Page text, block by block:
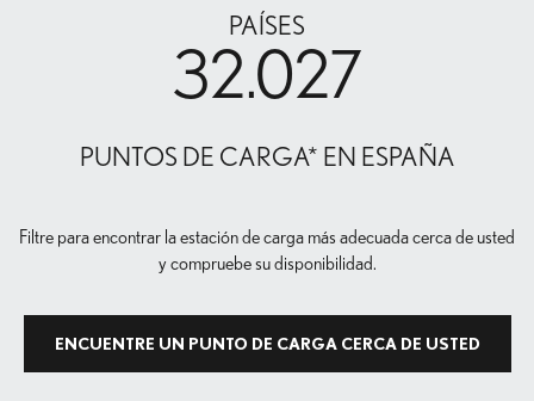
PAÍSES
32.027
PUNTOS DE CARGA* EN ESPAÑA
Filtre para encontrar la estación de carga más adecuada cerca de usted
y compruebe su disponibilidad.
ENCUENTRE UN PUNTO DE CARGA CERCA DE USTED